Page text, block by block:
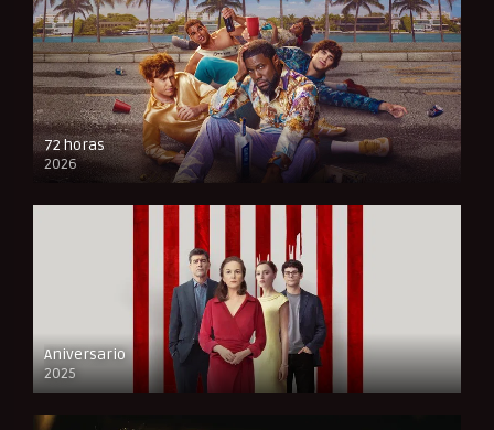
72 horas
2026
FULL HD
Aniversario
2025
FULL HD